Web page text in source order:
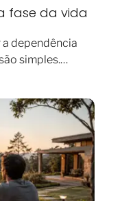
fase da vida
dependência
simples.…